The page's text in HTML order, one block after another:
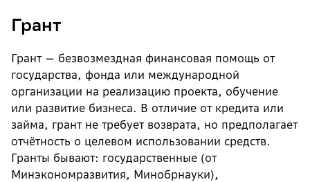
Грант
Грант — безвозмездная финансовая помощь от
государства, фонда или международной
организации на реализацию проекта, обучение
или развитие бизнеса. В отличие от кредита или
займа, грант не требует возврата, но предполагает
отчётность о целевом использовании средств.
Гранты бывают: государственные (от
Минэкономразвития, Минобрнауки),